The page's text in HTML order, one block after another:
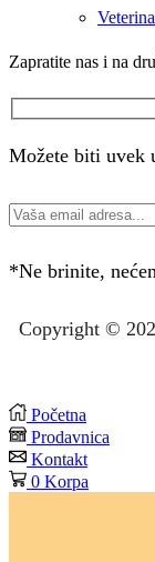
Zapratite nas i na
Facebook
Instagram
Možete biti uvek
*Ne brinite,
Copyright ©
Početna
Prodavnica
Kontakt
0 Korpa